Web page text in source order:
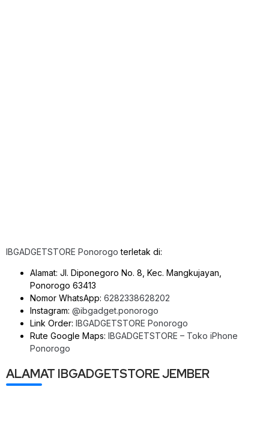
IBGADGETSTORE Ponorogo terletak di:
Alamat: Jl. Diponegoro No. 8, Kec. Mangkujayan,
Ponorogo 63413
Nomor WhatsApp: 6282338628202
Instagram: @ibgadget.ponorogo
Link Order: IBGADGETSTORE Ponorogo
Rute Google Maps: IBGADGETSTORE – Toko iPhone
Ponorogo
ALAMAT IBGADGETSTORE JEMBER